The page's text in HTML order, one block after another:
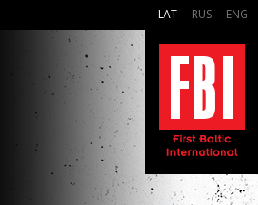
LAT RUS ENG